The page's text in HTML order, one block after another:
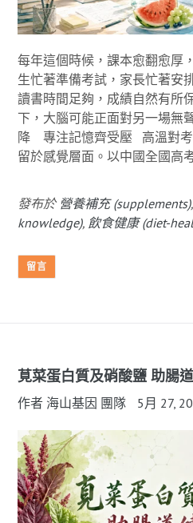
每年這個時候，課本愈翻愈厚
生忙著準備考試，家長忙著安
讀書時間足夠，成績自然有所
下，大腦可能正面對另一場
降 專注記憶齊受壓 高溫對考
留於感覺層面。以中國全國高
發布於 營養補充 (supplements),
knowledge), 飲食健康 (diet-
留言
莧菜蛋白質及硝酸鹽 助腸
作者 海山基因 團隊 5月 27,